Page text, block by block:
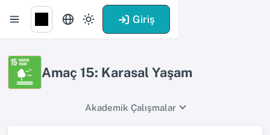
Giriş
Amaç 15: Karasal Yaşam
Akademik Çalışmalar